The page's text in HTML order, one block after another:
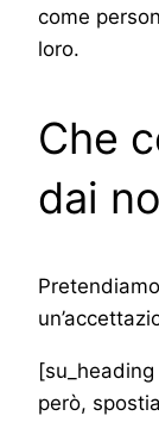
come
loro.
Che
dai
però,